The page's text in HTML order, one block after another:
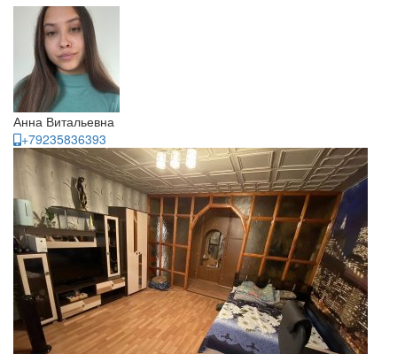
Анна Витальевна
+79235836393